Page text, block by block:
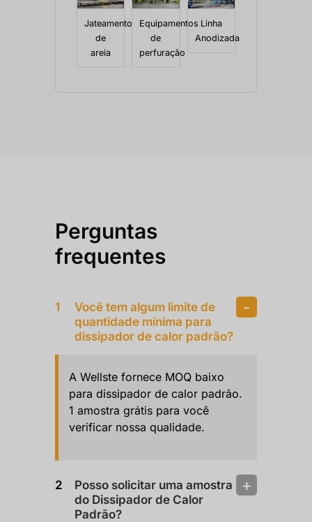
Jateamento
de
areia
Equipamentos
de
perfuração
Linha
Anodizada
Perguntas
frequentes
Você tem algum limite de
quantidade mínima para
dissipador de calor padrão?
A Wellste fornece MOQ baixo
para dissipador de calor padrão.
1 amostra grátis para você
verificar nossa qualidade.
Posso solicitar uma amostra
do Dissipador de Calor
Padrão?